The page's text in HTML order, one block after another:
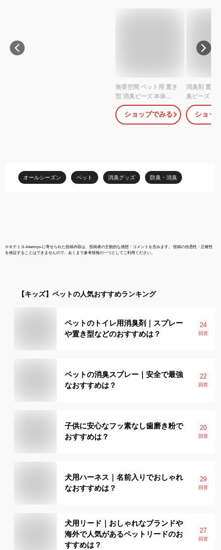
無香空間 ペット用 置き
型 消臭ビーズ 本体
(470g)【無香空間】
ショップでみる
消臭剤 置き
臭ビーズ 本
用消臭剤 本
香料 消臭 強
屋 靴箱 ト
ショッ
オールシーズン ペット 消臭グッズ 防臭・消臭
※キテミヨ-kitemiyo-に寄せられた投稿内容は、投稿者の主観的な感想・コメントを含みます。 投稿の信憑性・正確性
を保証することはできませんので、あくまで参考情報の一つとしてご利用ください。
【キッズ】 ペットの人気おすすめランキング
ペットのトイレ用消臭剤｜スプレー
や置き型などのおすすめは？
24
回答
ペットの消臭スプレー｜安全で最強
なおすすめは？
22
回答
子供に安心なフッ素なし歯磨き粉で
おすすめは？
20
回答
犬用ハーネス｜名前入りでおしゃれ
なおすすめは？
29
回答
犬用リード｜おしゃれなブランドや
海外で人気があるペットリードのお
すすめは？
27
回答